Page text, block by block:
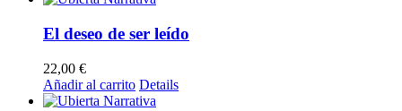
El deseo de ser leído
22,00 €
Añadir al carrito Details